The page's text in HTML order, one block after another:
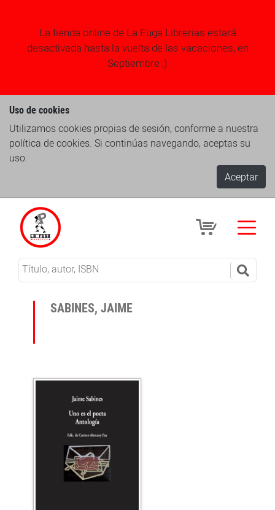
La tienda online de La Fuga Librerias estará
desactivada hasta la vuelta de las vacaciones, en
Septiembre ;)
Uso de cookies
Utilizamos cookies propias de sesión, conforme a nuestra
política de cookies. Si continúas navegando, aceptas su
uso.
Aceptar
SABINES, JAIME